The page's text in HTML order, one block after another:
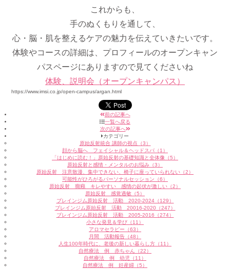
これからも、
手のぬくもりを通して、
心・脳・肌を整えるケアの魅力を伝えていきたいです。
体験やコースの詳細は、プロフィールのオープンキャン
パスページにありますので見てくださいね
体験、説明会（オープンキャンパス）
https://www.imsi.co.jp/open-campus/argan.html
前の記事へ
一覧へ戻る
次の記事へ
カテゴリー
原始反射統合 講師の視点（3）
顔から脳へ フェイシャル＆ヘッドスパ（1）
「はじめに読む！」原始反射の基礎知識と全体像（5）
原始反射と感情・メンタルのお悩み（3）
原始反射 注意散漫、集中できない、椅子に座っていられない（2）
可能性がひろがるパーソナルセッション（6）
原始反射 癇癪 キレやすい 感情の起伏が激しい（2）
原始反射 感覚過敏（5）
ブレインジム原始反射 活動 2020-2024（129）
ブレインジム原始反射 活動 20016-2020（247）
ブレインジム原始反射 活動 2005-2016（274）
小さな発見＆学び（11）
アロマセラピー（63）
月間 活動報告（48）
人生100年時代に、老後の新しい暮らし方（11）
自然療法 例 赤ちゃん（22）
自然療法 例 幼児（11）
自然療法 例 妊産婦（5）